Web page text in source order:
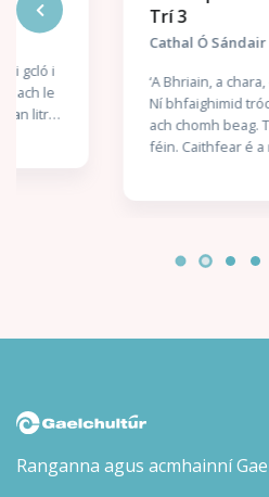
Trí 3
Cathal Ó Sándair
‘A Bhriain, a chara, deirim leat
Ní bhfaighimid trócaire ar bith;
ach chomh beag. Tá an
féin. Caithfear é a ruaigeadh
Ó Conchubhair, Cheannaire an
gur teachtaireacht dó féin atá
Ach cén seans atá acu nuair atá
Ranganna agus acmhainní